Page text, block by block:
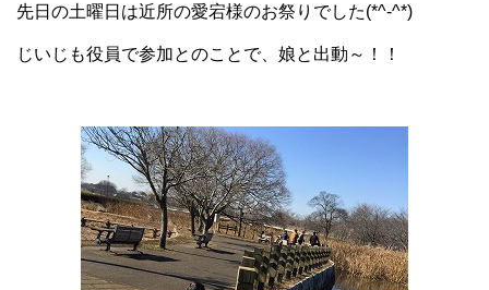
先日の土曜日は近所の愛宕様のお祭りでした(*^-^*)
じいじも役員で参加とのことで、娘と出動～！！